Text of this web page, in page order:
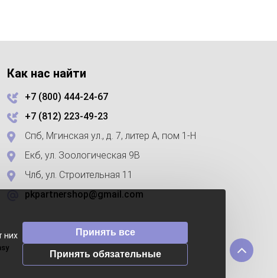
Как нас найти
+7 (800) 444-24-67
+7 (812) 223-49-23
Спб, Мгинская ул., д. 7, литер А, пом 1-Н
Екб, ул. Зоологическая 9В
Члб, ул. Строительная 11
pkpartnershop@gmail.com
них
Принять все
Принять обязательные